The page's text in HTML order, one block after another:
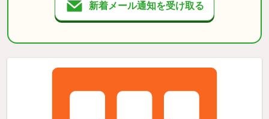
新着メール通知を受け取る